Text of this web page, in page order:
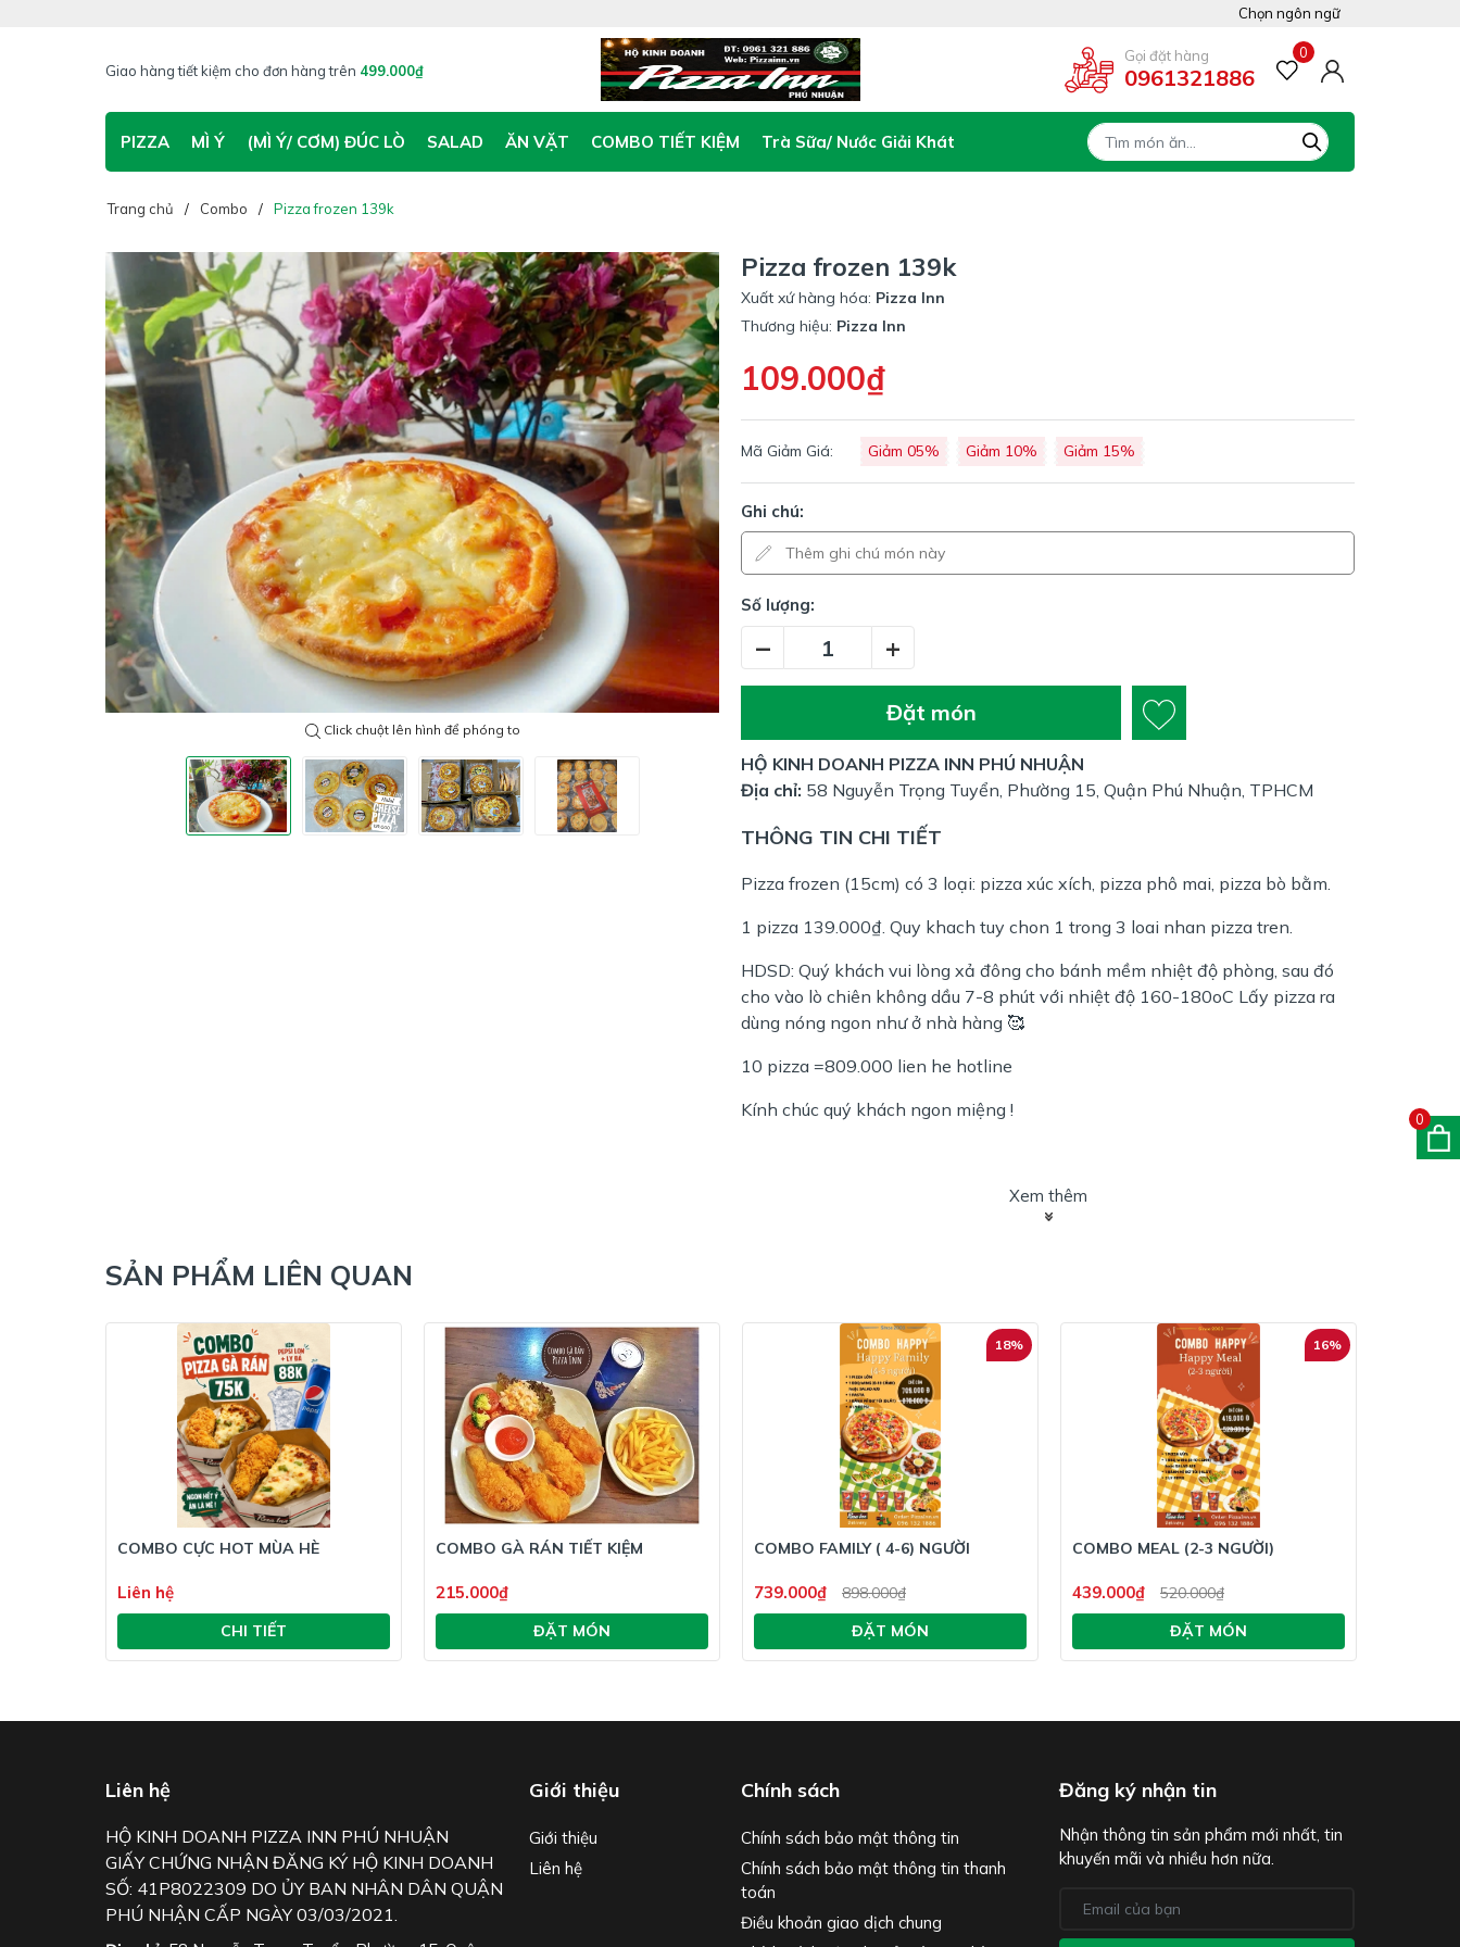
Chọn ngôn ngữ
Việt Nam
Tiếng Anh
Giao hàng tiết kiệm cho đơn hàng trên 499.000₫
Gọi đặt hàng
0961321886
0
PIZZA MÌ Ý (MÌ Ý/ CƠM) ĐÚC LÒ SALAD ĂN VẶT COMBO TIẾT KIỆM Trà Sữa/ Nước Giải Khát
Trang chủ Combo Pizza frozen 139k
Click chuột lên hình để phóng to
Pizza frozen 139k
Xuất xứ hàng hóa: Pizza Inn
Thương hiệu: Pizza Inn
109.000₫
Mã Giảm Giá: Giảm 05% Giảm 10% Giảm 15%
Ghi chú:
Số lượng:
– +
Đặt món
HỘ KINH DOANH PIZZA INN PHÚ NHUẬN
Địa chỉ: 58 Nguyễn Trọng Tuyển, Phường 15, Quận Phú Nhuận, TPHCM
THÔNG TIN CHI TIẾT
Pizza frozen (15cm) có 3 loại: pizza xúc xích, pizza phô mai, pizza bò bằm.
1 pizza 139.000₫. Quy khach tuy chon 1 trong 3 loai nhan pizza tren.
HDSD: Quý khách vui lòng xả đông cho bánh mềm nhiệt độ phòng, sau đó
cho vào lò chiên không dầu 7-8 phút với nhiệt độ 160-180oC Lấy pizza ra
dùng nóng ngon như ở nhà hàng 🥰
10 pizza =809.000 lien he hotline
Kính chúc quý khách ngon miệng !
Xem thêm
SẢN PHẨM LIÊN QUAN
COMBO CỰC HOT MÙA HÈ
Liên hệ
CHI TIẾT
COMBO GÀ RÁN TIẾT KIỆM
215.000₫
ĐẶT MÓN
18%
COMBO FAMILY ( 4-6) NGƯỜI
739.000₫
898.000₫
ĐẶT MÓN
16%
COMBO MEAL (2-3 NGƯỜI)
439.000₫
520.000₫
ĐẶT MÓN
Liên hệ
HỘ KINH DOANH PIZZA INN PHÚ NHUẬN
GIẤY CHỨNG NHẬN ĐĂNG KÝ HỘ KINH DOANH
SỐ: 41P8022309 DO ỦY BAN NHÂN DÂN QUẬN
PHÚ NHẬN CẤP NGÀY 03/03/2021.
Giới thiệu
Giới thiệu
Liên hệ
Chính sách
Chính sách bảo mật thông tin
Chính sách bảo mật thông tin thanh
toán
Điều khoản giao dịch chung
Đăng ký nhận tin
Nhận thông tin sản phẩm mới nhất, tin
khuyến mãi và nhiều hơn nữa.
0